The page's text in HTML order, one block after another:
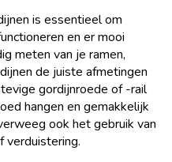
is essentieel om
en er mooi
meten van je ramen,
de juiste afmetingen
gordijnroede of -rail
hangen en gemakkelijk
ook het gebruik van
verduistering.